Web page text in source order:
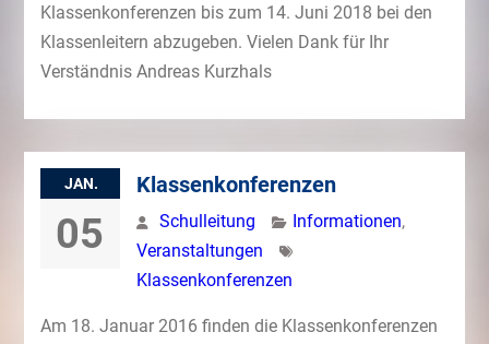
Klassenkonferenzen bis zum 14. Juni 2018 bei den
Klassenleitern abzugeben. Vielen Dank für Ihr
Verständnis Andreas Kurzhals
JAN.
05
Klassenkonferenzen
Schulleitung Informationen,
Veranstaltungen
Klassenkonferenzen
Am 18. Januar 2016 finden die Klassenkonferenzen